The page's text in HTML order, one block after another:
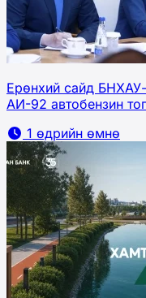
Ерөнхий сайд
АИ-92 автобензин
1 өдрийн өмнө